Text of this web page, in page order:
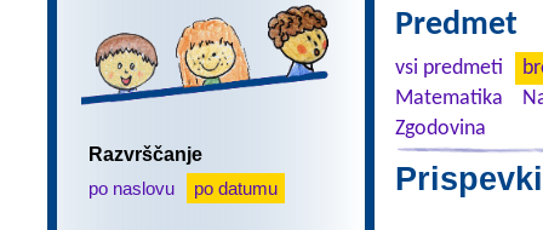
Razvrščanje
po naslovu
po datumu
Predmet
vsi predmeti
Matematika
Zgodovina